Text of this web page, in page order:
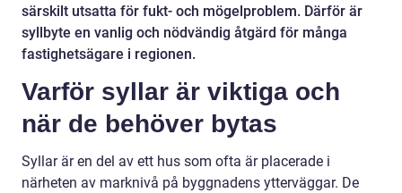
särskilt utsatta för fukt- och mögelproblem. Därför är
syllbyte en vanlig och nödvändig åtgärd för många
fastighetsägare i regionen.
Varför syllar är viktiga och
när de behöver bytas
Syllar är en del av ett hus som ofta är placerade i
närheten av marknivå på byggnadens ytterväggar. De